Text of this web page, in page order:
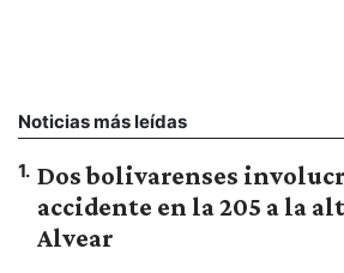
Noticias más leídas
1. Dos bolivarenses
accidente en la 205 a la
Alvear